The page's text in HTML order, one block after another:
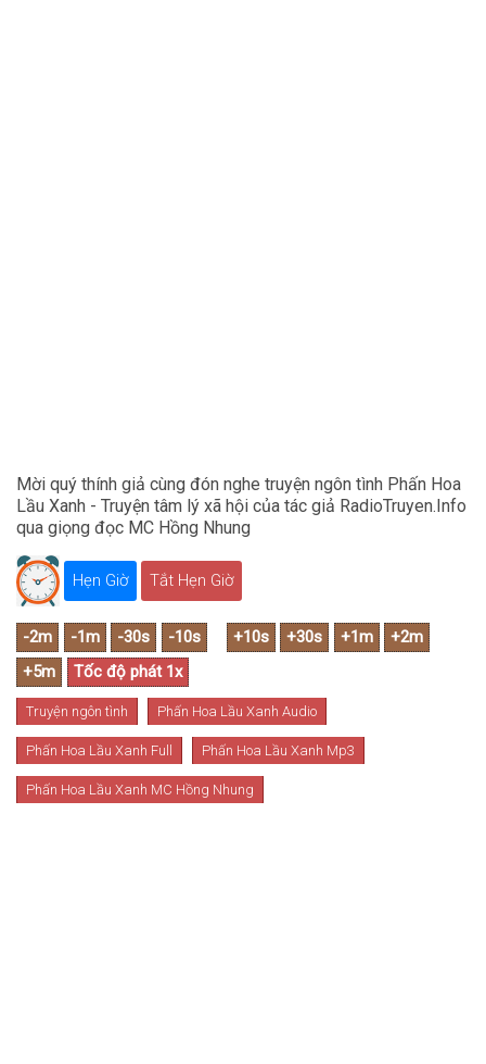
Mời quý thính giả cùng đón nghe truyện ngôn tình Phấn Hoa
Lầu Xanh - Truyện tâm lý xã hội của tác giả RadioTruyen.Info
qua giọng đọc MC Hồng Nhung
Hẹn Giờ Tắt Hẹn Giờ
Truyện ngôn tình Phấn Hoa Lầu Xanh Audio
Phấn Hoa Lầu Xanh Full Phấn Hoa Lầu Xanh Mp3
Phấn Hoa Lầu Xanh MC Hồng Nhung